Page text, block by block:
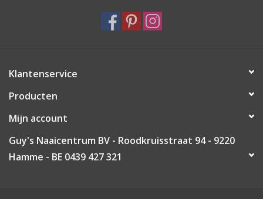
Klantenservice
Producten
Mijn account
Guy's Naaicentrum BV - Roodkruisstraat 94 - 9220
Hamme - BE 0439 427 321